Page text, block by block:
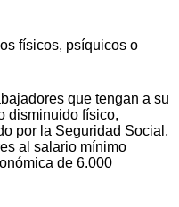
físicos, psíquicos o
que tengan a su
disminuido físico,
por la Seguridad Social,
al salario mínimo
de 6.000